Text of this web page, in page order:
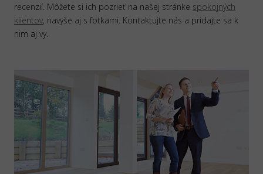
recenzií. Môžete si ich pozrieť na našej stránke spokojných
klientov, navyše aj s fotkami. Kontaktujte nás a pridajte sa k
nim aj vy.